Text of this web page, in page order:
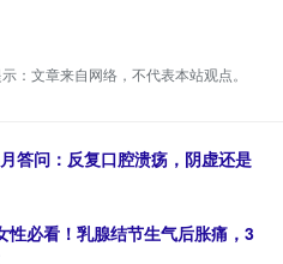
：文章来自网络，不代表本站观点。
答问：反复口腔溃疡，阴虚还是
性必看！乳腺结节生气后胀痛，3